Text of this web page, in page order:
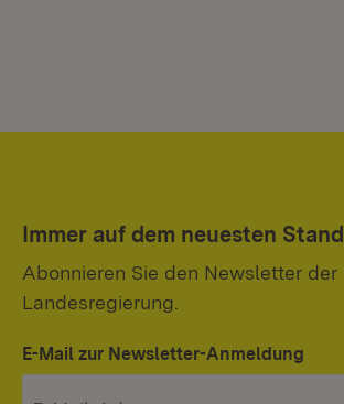
Immer auf dem neuesten Stand
Abonnieren Sie den Newsletter der
Landesregierung.
E-Mail zur Newsletter-Anmeldung